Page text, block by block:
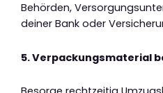
Behörden,
deiner Bank oder
5. Verpackungsmaterial